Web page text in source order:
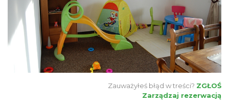
Zauważyłeś błąd w treści? ZGŁOŚ
Zarządzaj rezerwacją